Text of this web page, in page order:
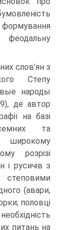
слов’ян з
Степу
народы
де автор
на базі
та
розрізі
і русичів з
степовими
(авари,
половці
питань на